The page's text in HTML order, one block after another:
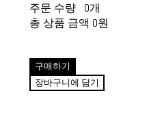
주문 수량
0개
총 상품 금액 0원
구매하기
장바구니에 담기